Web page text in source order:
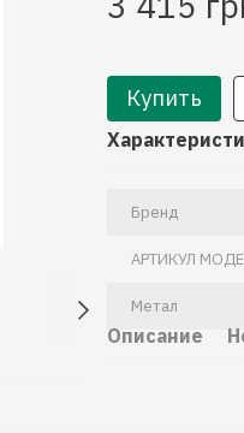
Купить
Бренд
АРТИКУЛ
Метал
Описание